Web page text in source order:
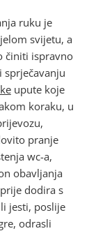
ruku je
svijetu, a
činiti ispravno
sprječavanju
upute koje
koraku, u
pranje
wc-a,
obavljanja
dodira s
jesti, poslije
odrasli